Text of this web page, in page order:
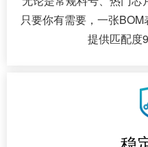
只要你有需要，一张
提供匹配度